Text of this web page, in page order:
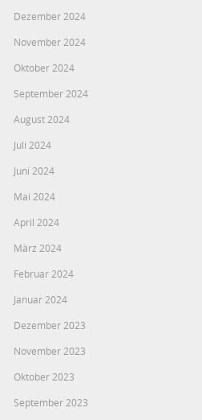
Dezember 2024
November 2024
Oktober 2024
September 2024
August 2024
Juli 2024
Juni 2024
Mai 2024
April 2024
März 2024
Februar 2024
Januar 2024
Dezember 2023
November 2023
Oktober 2023
September 2023